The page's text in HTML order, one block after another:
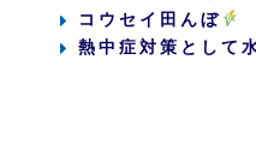
コウセイ田んぼ
熱中症対策として